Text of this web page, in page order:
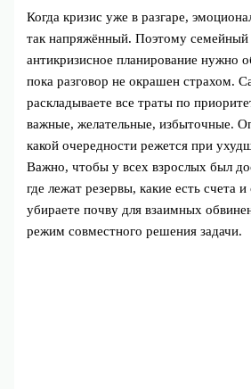
Когда кризис уже в разгаре,
так напряжённый. Поэтому
антикризисное планирование нужно
пока разговор не окрашен страхом.
раскладываете все траты по
важные, желательные, избыточные.
какой очередности режется при
Важно, чтобы у всех взрослых был
где лежат резервы, какие есть счета
убираете почву для взаимных
режим совместного решения задачи.